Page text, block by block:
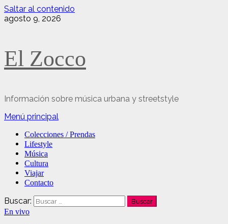
Saltar al contenido
agosto 9, 2026
El Zocco
Información sobre música urbana y streetstyle
Menú principal
Colecciones / Prendas
Lifestyle
Música
Cultura
Viajar
Contacto
Buscar:
En vivo